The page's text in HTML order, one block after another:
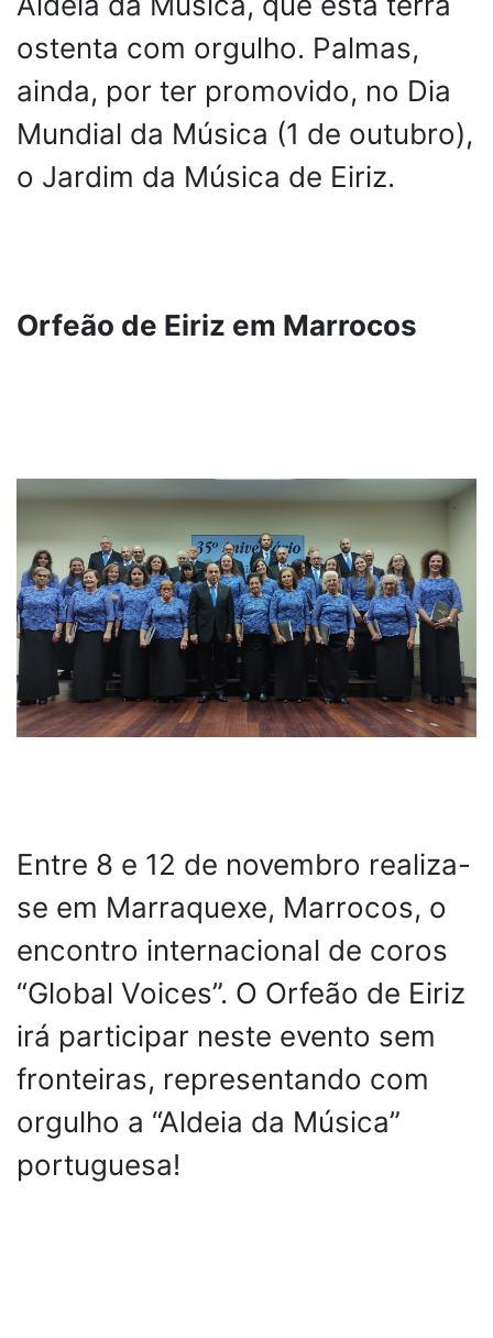
ostenta com orgulho. Palmas,
ainda, por ter promovido, no Dia
Mundial da Música (1 de outubro),
o Jardim da Música de Eiriz.
Orfeão de Eiriz em Marrocos
Entre 8 e 12 de novembro realiza-
se em Marraquexe, Marrocos, o
encontro internacional de coros
“Global Voices”. O Orfeão de Eiriz
irá participar neste evento sem
fronteiras, representando com
orgulho a “Aldeia da Música”
portuguesa!